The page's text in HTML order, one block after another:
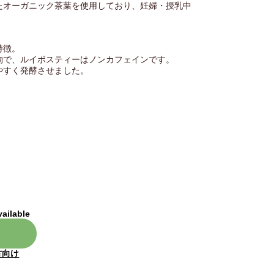
ーガニック茶葉を使用しており、妊婦・授乳中
。
、ルイボスティーはノンカフェインです。
く発酵させました。
向け